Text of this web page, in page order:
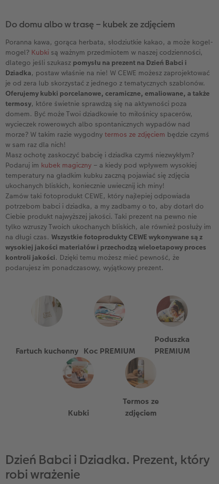
Do domu albo w trasę – kubek ze zdjęciem
Poranna kawa, gorąca herbata, słodziutkie kakao, a może kogel-
mogel? Kubki są ważnym przedmiotem w naszej codzienności,
dlatego jeśli szukasz pomysłu na prezent na Dzień Babci i
Dziadka, postaw właśnie na nie! W CEWE możesz zaprojektować
je od zera lub skorzystać z jednego z tematycznych szablonów.
Oferujemy kubki porcelanowe, ceramiczne, emaliowane, a także
termosy, które świetnie sprawdzą się na aktywności poza
domem. Być może Twoi dziadkowie to miłośnicy spacerów,
wycieczek rowerowych albo spontanicznych wypadów nad
morze? W takim razie wygodnytermos ze zdjęciem będzie czymś
w sam raz dla nich!
Masz ochotę zaskoczyć babcię i dziadka czymś niezwykłym?
Podaruj im kubek magiczny – a kiedy pod wpływem wysokiej
temperatury na gładkim kubku zaczną pojawiać się zdjęcia
ukochanych bliskich, koniecznie uwiecznij ich miny!
Zamów taki fotoprodukt CEWE, który najlepiej odpowiada
potrzebom babci i dziadka, a my zadbamy o to, aby dotarł do
Ciebie produkt najwyższej jakości. Taki prezent na pewno nie
tylko wzruszy Twoich ukochanych bliskich, ale również posłuży im
na długi czas.Wszystkie fotoprodukty CEWE wykonywane są z
wysokiej jakości materiałów i przechodzą wieloetapowy proces
kontroli jakości. Dzięki temu możesz mieć pewność, że
podarujesz im ponadczasowy, wyjątkowy prezent.
Fartuch kuchenny Koc PREMIUM
Poduszka
PREMIUM
Kubki
Termos ze
zdjęciem
Dzień Babci i Dziadka. Prezent, który
robi wrażenie